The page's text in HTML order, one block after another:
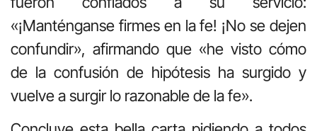
«¡Manténganse firmes en la fe! ¡No se dejen
confundir», afirmando que «he visto cómo
de la confusión de hipótesis ha surgido y
vuelve a surgir lo razonable de la fe».